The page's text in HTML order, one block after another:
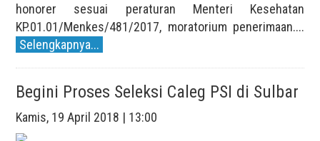
honorer sesuai peraturan Menteri Kesehatan
KP.01.01/Menkes/481/2017, moratorium penerimaan....
Selengkapnya...
Begini Proses Seleksi Caleg PSI di Sulbar
Kamis, 19 April 2018 | 13:00